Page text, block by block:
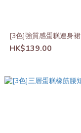
[3色]強質感蛋糕連身裙
HK$139.00